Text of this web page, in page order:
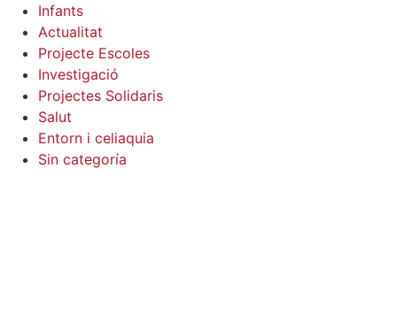
Infants
Actualitat
Projecte Escoles
Investigació
Projectes Solidaris
Salut
Entorn i celiaquia
Sin categoría